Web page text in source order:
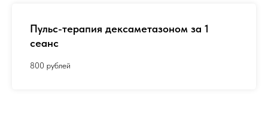
Пульс-терапия дексаметазоном за 1
сеанс
800 рублей